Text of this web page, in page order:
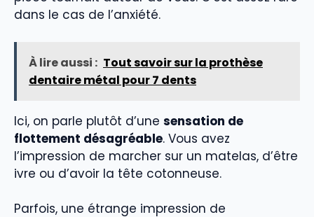
dans le cas de l’anxiété.
À lire aussi : Tout savoir sur la prothèse
dentaire métal pour 7 dents
Ici, on parle plutôt d’une sensation de
flottement désagréable. Vous avez
l’impression de marcher sur un matelas, d’être
ivre ou d’avoir la tête cotonneuse.
Parfois, une étrange impression de